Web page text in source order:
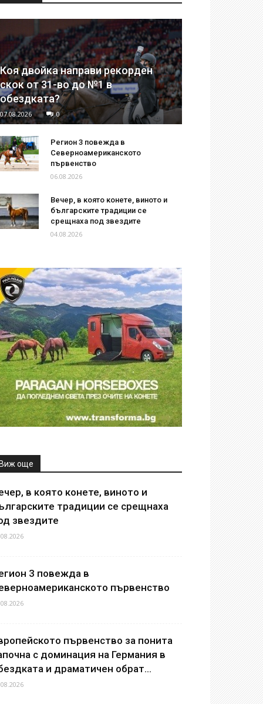
Коя двойка направи рекорден
скок от 31-во до №1 в
обездката?
07.08.2026 0
Регион 3 повежда в
Северноамериканското
първенство
06.08.2026
Вечер, в която конете, виното и
българските традиции се
срещнаха под звездите
04.08.2026
още
в която конете, виното и
традиции се срещнаха
звездите
3 повежда в
първенство
първенство за понита
с доминация на Германия в
и драматичен обрат...